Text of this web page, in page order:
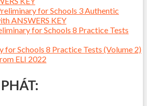
for Schools 3 Authentic
ANSWERS KEY
for Schools 8 Practice Tests
for Schools 8 Practice Tests (Volume 2)
ELI 2022